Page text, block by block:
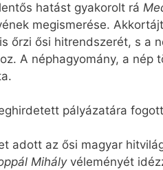
hatást gyakorolt rá
megismerése.
őrzi ősi hitrendszerét, s a
A néphagyomány, a
pályázatára
adott az ősi magyar
Mihály véleményét